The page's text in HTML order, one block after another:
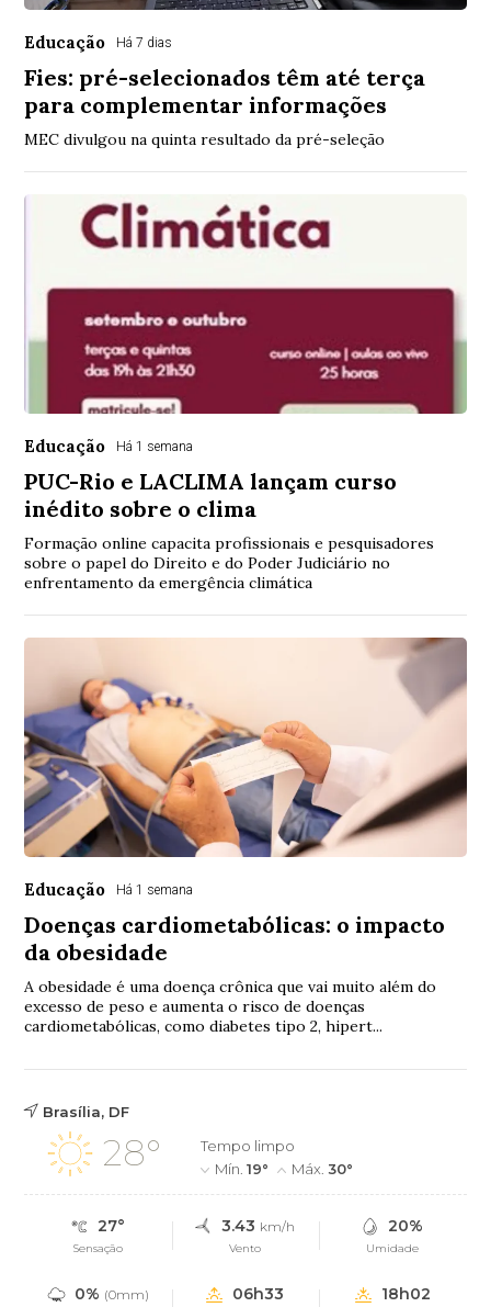
Educação Há 7 dias
Fies: pré-selecionados têm até terça
para complementar informações
MEC divulgou na quinta resultado da pré-seleção
Educação Há 1 semana
PUC-Rio e LACLIMA lançam curso
inédito sobre o clima
Formação online capacita profissionais e pesquisadores
sobre o papel do Direito e do Poder Judiciário no
enfrentamento da emergência climática
Educação Há 1 semana
Doenças cardiometabólicas: o impacto
da obesidade
A obesidade é uma doença crônica que vai muito além do
excesso de peso e aumenta o risco de doenças
cardiometabólicas, como diabetes tipo 2, hipert...
Brasília, DF
28°
Tempo limpo
Mín.19° Máx.30°
27°
Sensação
3.43 km/h
Vento
20%
Umidade
0% (0mm) 06h33 18h02